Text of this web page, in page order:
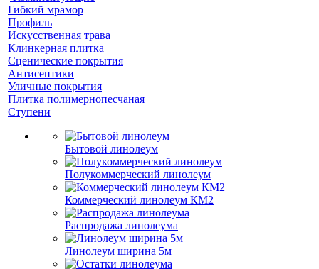
Гибкий мрамор
Профиль
Искусственная трава
Клинкерная плитка
Сценические покрытия
Антисептики
Уличные покрытия
Плитка полимернопесчаная
Ступени
Бытовой линолеум
Полукоммерческий линолеум
Коммерческий линолеум КМ2
Распродажа линолеума
Линолеум ширина 5м